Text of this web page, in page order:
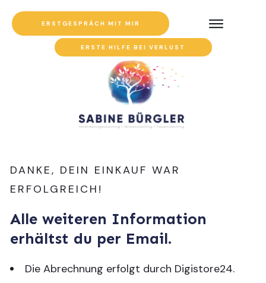
ERSTGESPRÄCH MIT MIR
ERSTE HILFE BEI VERLUST
DANKE, DEIN EINKAUF WAR
ERFOLGREICH!
Alle weiteren Information
erhältst du per Email.
Die Abrechnung erfolgt durch Digistore24.